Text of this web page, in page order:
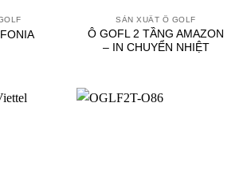
SẢN XUẤT Ô GOLF
Ô GOFL 2 TẦNG AMAZON
– IN CHUYỂN NHIỆT